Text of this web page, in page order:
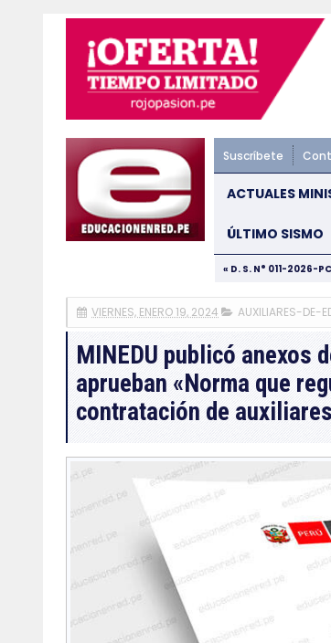
Suscríbete
ACTUALES
ÚLTIMO SISMO
« D. S. N° 011-
VIERNES, ENERO 19, 2024 AUXILIARES-DE-
MINEDU publicó anexos
aprueban «Norma que
contratación de